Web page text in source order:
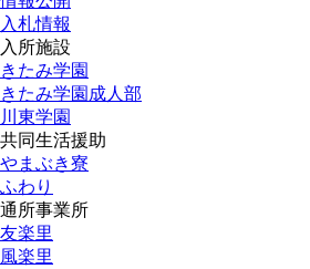
入札情報
入所施設
きたみ学園
きたみ学園成人部
川東学園
共同生活援助
やまぶき寮
ふわり
通所事業所
友楽里
風楽里